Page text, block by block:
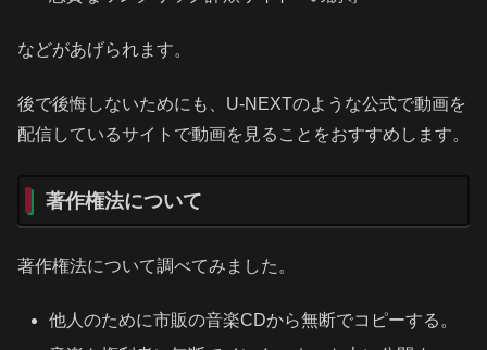
などがあげられます。
後で後悔しないためにも、U-NEXTのような公式で動画を
配信しているサイトで動画を見ることをおすすめします。
著作権法について
著作権法について調べてみました。
他人のために市販の音楽CDから無断でコピーする。